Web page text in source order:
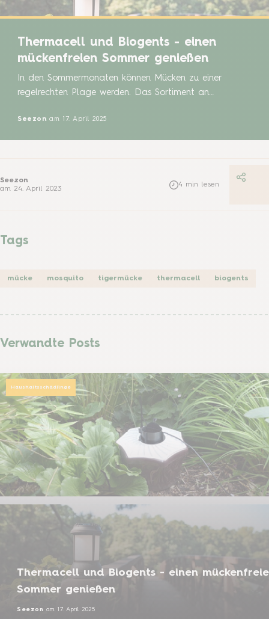
Thermacell und Biogents - einen
mückenfreien Sommer genießen
In den Sommermonaten können Mücken zu einer
regelrechten Plage werden. Das Sortiment an
nahezu mückenfreien Garten. Biogents BG-Mosquitaire
Kombination aus einem eigens entwickelten und
patentierten Lockstoff sowie […]
Seezon am 17. April 2025
Seezon
am 24. April 2023
4 min lesen
Tags
mücke mosquito tigermücke thermacell biogents
Verwandte Posts
Thermacell und Biogents - einen
Sommer genießen
Seezon am 17. April 2025
Haushaltsschädlinge